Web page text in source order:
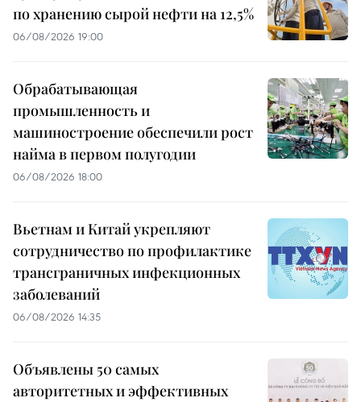
по хранению сырой нефти на 12,5%
06/08/2026 19:00
Обрабатывающая
промышленность и
машиностроение обеспечили рост
найма в первом полугодии
06/08/2026 18:00
Вьетнам и Китай укрепляют
сотрудничество по профилактике
трансграничных инфекционных
заболеваний
06/08/2026 14:35
Объявлены 50 самых
авторитетных и эффективных